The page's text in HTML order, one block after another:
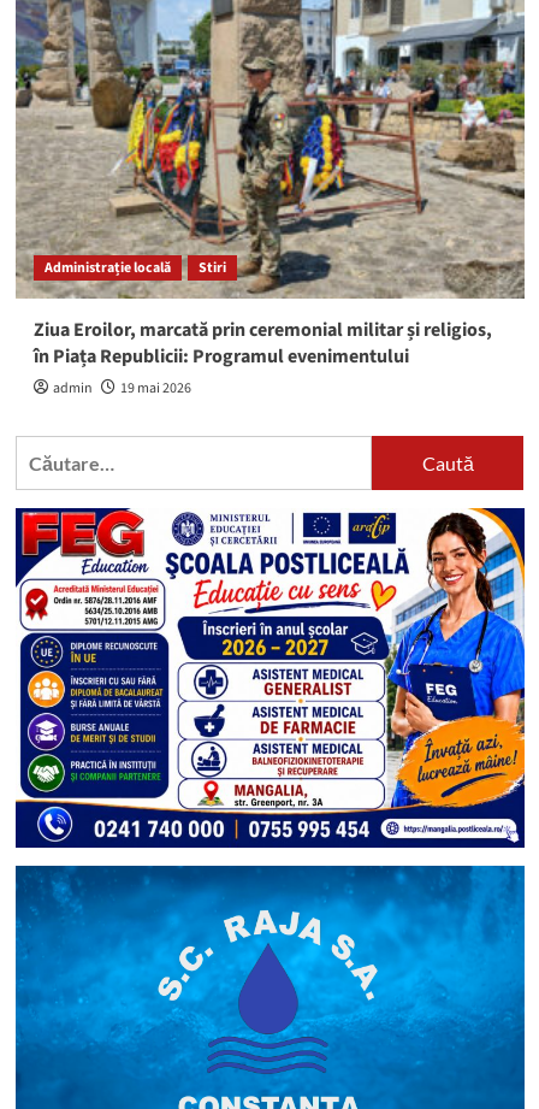
Administrație locală Stiri
Ziua Eroilor, marcată prin ceremonial militar și religios,
în Piața Republicii: Programul evenimentului
admin 19 mai 2026
Caută